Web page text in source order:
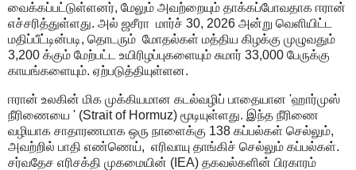
வைக்கப்பட்டுள்ளனர், மேலும் அவற்றையும் தாக்கப்போவதாக ஈரான்
எச்சரித்துள்ளது. அல் ஜசீரா மார்ச் 30, 2026 அன்று வெளியிட்ட
மதிப்பீட்டின்படி, தொடரும் மோதல்கள் மத்திய கிழக்கு முழுவதும்
3,200 க்கும் மேற்பட்ட உயிரிழப்புகளையும் சுமார் 33,000 பேருக்கு
காயங்களையும். ஏற்படுத்தியுள்ளன.
ஈரான் உலகின் மிக முக்கியமான கடல்வழிப் பாதையான 'ஹார்முஸ்
நீரிணையை ' (Strait of Hormuz) மூடியுள்ளது. இந்த நீரிணை
வழியாக சாதாரணமாக ஒரு நாளைக்கு 138 கப்பல்கள் செல்லும்,
அவற்றில் பாதி எண்ணெய், எரிவாயு தாங்கிச் செல்லும் கப்பல்கள்.
சர்வதேச எரிசக்தி முகமையின் ( IEA) தகவல்களின் பிரகாரம்